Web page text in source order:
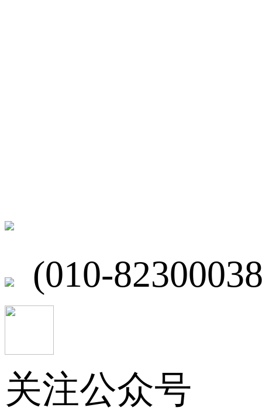
(010-
关注公众号